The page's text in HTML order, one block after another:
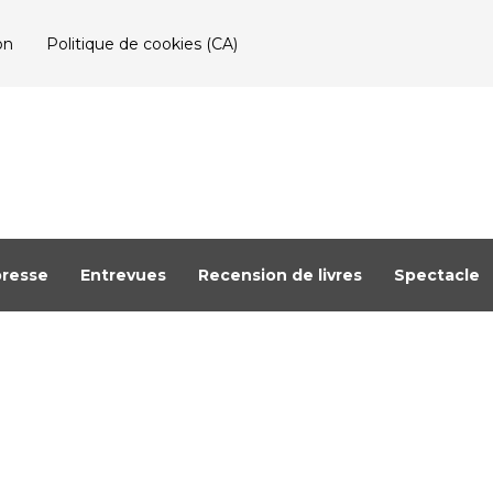
Politique de cookies (CA)
Entrevues Recension de livres Spectacle